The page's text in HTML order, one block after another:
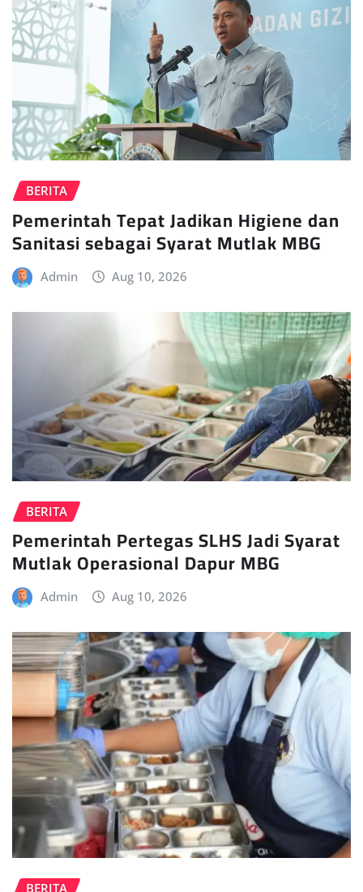
BERITA
Pemerintah Tepat Jadikan Higiene dan
Sanitasi sebagai Syarat Mutlak MBG
Admin Aug 10, 2026
BERITA
Pemerintah Pertegas SLHS Jadi Syarat
Mutlak Operasional Dapur MBG
Admin Aug 10, 2026
BERITA